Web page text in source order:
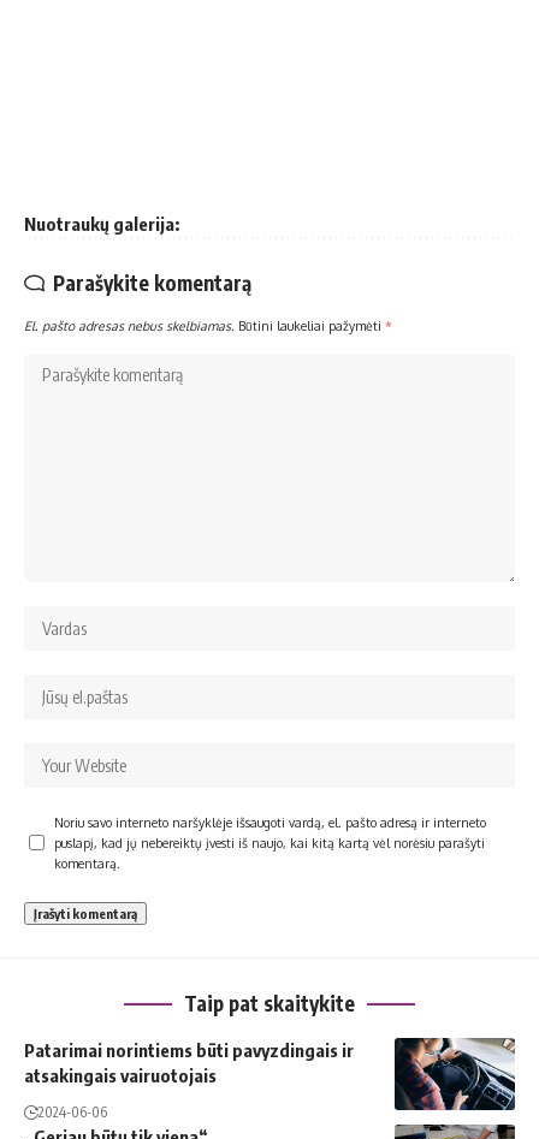
Nuotraukų galerija:
Parašykite komentarą
El. pašto adresas nebus skelbiamas. Būtini laukeliai pažymėti *
Noriu savo interneto naršyklėje išsaugoti vardą, el. pašto adresą ir interneto
puslapį, kad jų nebereiktų įvesti iš naujo, kai kitą kartą vėl norėsiu parašyti
komentarą.
Taip pat skaitykite
Patarimai norintiems būti pavyzdingais ir
atsakingais vairuotojais
2024-06-06